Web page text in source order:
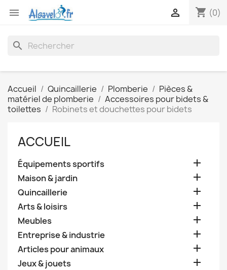
 shopping_cart (0)

search
Accueil Quincaillerie Plomberie
Pièces &
matériel de plomberie
Accessoires pour bidets &
toilettes
Robinets et douchettes pour bidets
ACCUEIL
Équipements sportifs 
Maison & jardin 
Quincaillerie 
Arts & loisirs 
Meubles 
Entreprise & industrie 
Articles pour animaux 
Jeux & jouets 